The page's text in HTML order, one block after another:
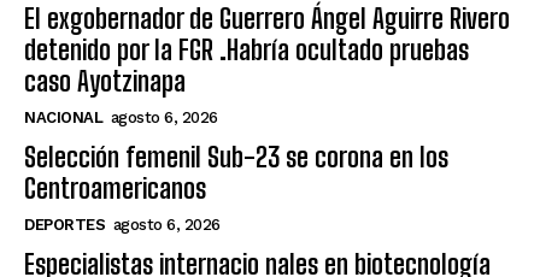
El exgobernador de Guerrero Ángel Aguirre Rivero
detenido por la FGR .Habría ocultado pruebas
caso Ayotzinapa
NACIONAL agosto 6, 2026
Selección femenil Sub-23 se corona en los
Centroamericanos
DEPORTES agosto 6, 2026
Especialistas internacio nales en biotecnología